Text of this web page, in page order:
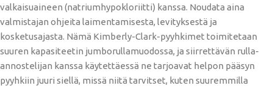
valkaisuaineen (natriumhypokloriitti) kanssa. Noudata aina
valmistajan ohjeita laimentamisesta, levityksestä ja
kosketusajasta. Nämä Kimberly-Clark-pyyhkimet toimitetaan
suuren kapasiteetin jumborullamuodossa, ja siirrettävän rulla-
annostelijan kanssa käytettäessä ne tarjoavat helpon pääsyn
pyyhkiin juuri siellä, missä niitä tarvitset, kuten suuremmilla